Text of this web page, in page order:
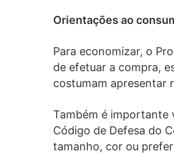
Orientações ao
Para economizar, o
de efetuar a compra,
costumam apresentar
Também é importante
Código de Defesa do
tamanho, cor ou